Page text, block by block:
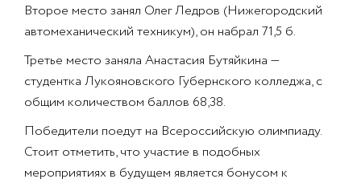
Второе место занял Олег Ледров (Нижегородский
автомеханический техникум), он набрал 71,5 б.
Третье место заняла Анастасия Бутяйкина —
студентка Лукояновского Губернского колледжа, с
общим количеством баллов 68,38.
Победители поедут на Всероссийскую олимпиаду.
Стоит отметить, что участие в подобных
мероприятиях в будущем является бонусом к